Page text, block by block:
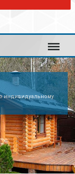
Меню
любой комплектации!